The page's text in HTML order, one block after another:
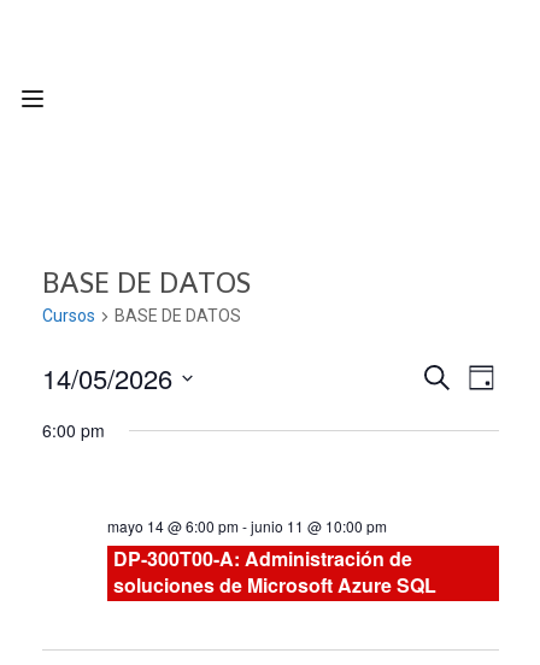
BASE DE DATOS
Cursos BASE DE DATOS
de
y
BUSCAR
de
DÍA
14/05/2026
fecha.
6:00 pm
mayo 14 @ 6:00 pm-junio 11 @ 10:00 pm
DP-300T00-A: Administración de
soluciones de Microsoft Azure SQL